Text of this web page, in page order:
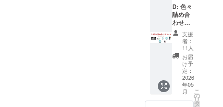
なくな
りま
す。 ※
法人・
事業者
として
のお申
し込み
の場
合、利
益相反
チェッ
報管理
の観点
から、
デジタ
ルコン
テンツ
は、
メール
アドレ
スを収
集せ
ず、
CAMPF
円以上
達成の
場合の
み） ★
こうし
す！EE
公式動
画デー
タDVD
ISOイ
メージ
★こう
しす！
D: 色々
詰め合
わせ
コース
【電
子・物
理リ
ター
ン】 ★
クレ
ジット
掲載
（希望
支援
者：
11人
お届
け予
定：
2026
年05
月
こ
の
リ
タ